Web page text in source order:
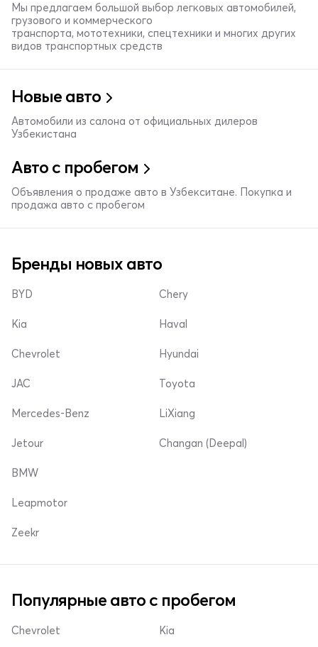
Мы предлагаем большой выбор легковых автомобилей,
грузового и коммерческого
транспорта, мототехники, спецтехники и многих других
видов транспортных средств
Новые авто
Автомобили из салона от официальных дилеров
Узбекистана
Авто с пробегом
Объявления о продаже авто в Узбекситане. Покупка и
продажа авто с пробегом
Бренды новых авто
BYD
Kia
Chevrolet
Chery
Haval
Hyundai
JAC
Mercedes-Benz
Jetour
Toyota
LiXiang
Changan (Deepal)
BMW
Leapmotor
Zeekr
Популярные авто с пробегом
Chevrolet Kia